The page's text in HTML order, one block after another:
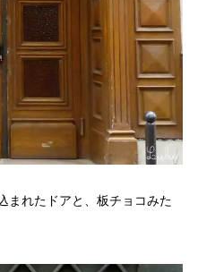
まれたドアと、板チョコみた